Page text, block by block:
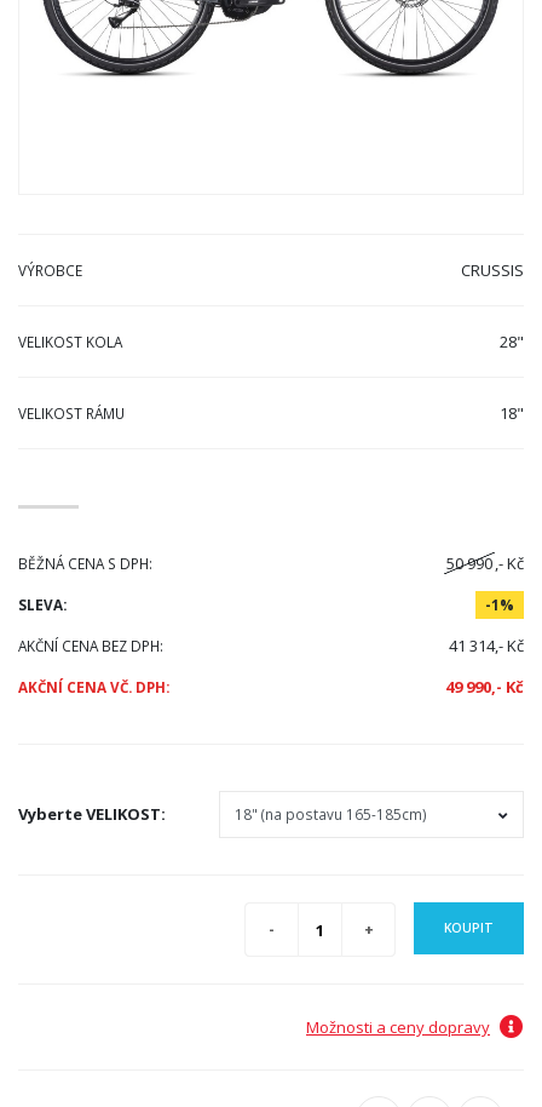
VÝROBCE CRUSSIS
VELIKOST KOLA 28"
VELIKOST RÁMU 18"
BĚŽNÁ CENA S DPH: 50 990,- Kč
SLEVA: -1%
AKČNÍ CENA BEZ DPH: 41 314,- Kč
AKČNÍ CENA VČ. DPH: 49 990,- Kč
VyberteVELIKOST:
KOUPIT
Možnosti a ceny dopravy